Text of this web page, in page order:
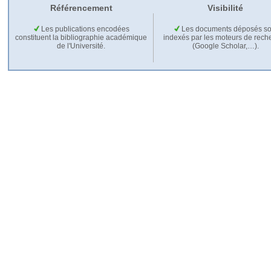
Référencement Visibilité
Les publications encodées
constituent la bibliographie académique
de l'Université.
Les documents déposés
indexés par les moteurs de
(Google Scholar,…).